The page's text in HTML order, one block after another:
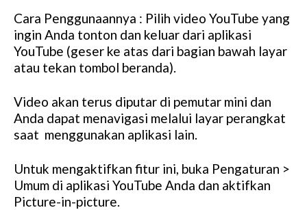
Cara Penggunaannya : Pilih video YouTube yang
ingin Anda tonton dan keluar dari aplikasi
YouTube (geser ke atas dari bagian bawah layar
atau tekan tombol beranda).
Video akan terus diputar di pemutar mini dan
Anda dapat menavigasi melalui layar perangkat
saat menggunakan aplikasi lain.
Untuk mengaktifkan fitur ini, buka Pengaturan >
Umum di aplikasi YouTube Anda dan aktifkan
Picture-in-picture.